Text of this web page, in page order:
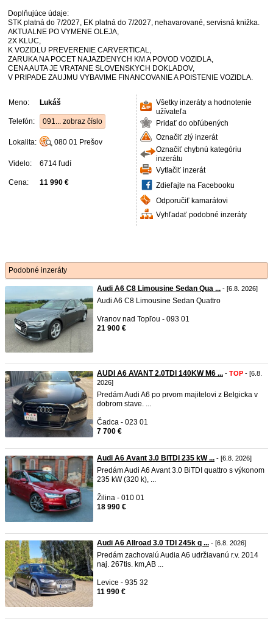
Doplňujúce údaje:
STK platná do 7/2027, EK platná do 7/2027, nehavarované, servisná knižka.
AKTUALNE PO VYMENE OLEJA,
2X KLUC,
K VOZIDLU PREVERENIE CARVERTICAL,
ZARUKA NA POCET NAJAZDENYCH KM A POVOD VOZIDLA,
CENA AUTA JE VRATANE SLOVENSKYCH DOKLADOV,
V PRIPADE ZAUJMU VYBAVIME FINANCOVANIE A POISTENIE VOZIDLA.
Meno: Lukáš
Telefón: 091... zobraz číslo
Lokalita: 080 01 Prešov
Videlo: 6714 ľudí
Cena: 11 990 €
Všetky inzeráty a hodnotenie
užívateľa
Pridať do obľúbených
Označiť zlý inzerát
Označiť chybnú kategóriu
inzerátu
Vytlačiť inzerát
Zdieľajte na Facebooku
Odporučiť kamarátovi
Vyhľadať podobné inzeráty
Podobné inzeráty
Audi A6 C8 Limousine Sedan Qua ... - [6.8. 2026]
Audi A6 C8 Limousine Sedan Quattro
Vranov nad Topľou - 093 01
21 900 €
AUDI A6 AVANT 2.0TDI 140KW M6 ... - TOP - [6.8.
2026]
Predám Audi A6 po prvom majitelovi z Belgicka v
dobrom stave. ...
Čadca - 023 01
7 700 €
Audi A6 Avant 3.0 BiTDI 235 kW ... - [6.8. 2026]
Predám Audi A6 Avant 3.0 BiTDI quattro s výkonom
235 kW (320 k), ...
Žilina - 010 01
18 990 €
Audi A6 Allroad 3.0 TDI 245k q ... - [6.8. 2026]
Predám zachovalú Audia A6 udržiavanú r.v. 2014
naj. 267tis. km,AB ...
Levice - 935 32
11 990 €